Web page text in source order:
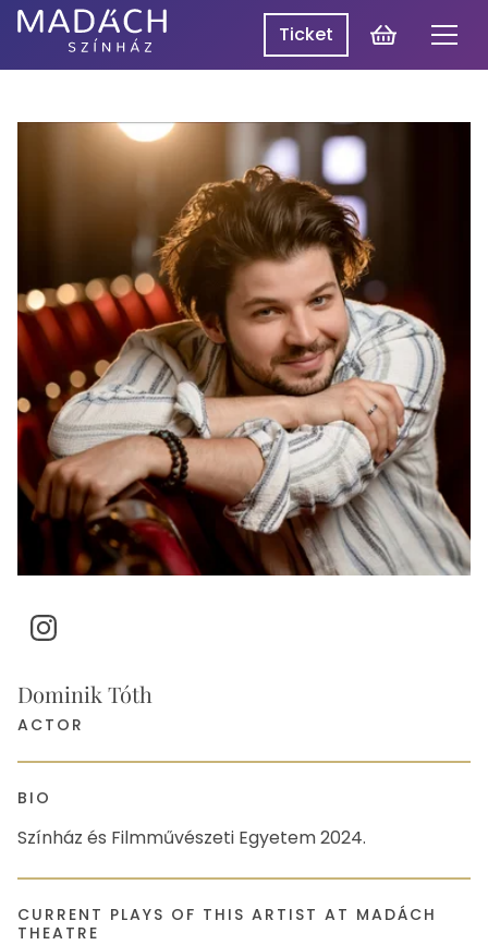
Madách
Programme
Productions
About Us
Ticket
Cart
Log In
HU
Instagram
Dominik Tóth
ACTOR
BIO
Színház és Filmművészeti Egyetem 2024.
CURRENT PLAYS OF THIS ARTIST AT MADÁCH
THEATRE